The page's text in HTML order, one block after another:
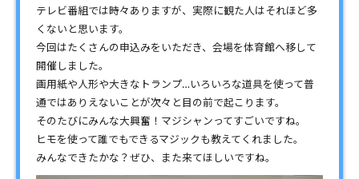
テレビ番組では時々ありますが、実際に観た人はそれほど多
くないと思います。
今回はたくさんの申込みをいただき、会場を体育館へ移して
開催しました。
画用紙や人形や大きなトランプ…いろいろな道具を使って普
通ではありえないことが次々と目の前で起こります。
そのたびにみんな大興奮！マジシャンってすごいですね。
ヒモを使って誰でもできるマジックも教えてくれました。
みんなできたかな？ぜひ、また来てほしいですね。